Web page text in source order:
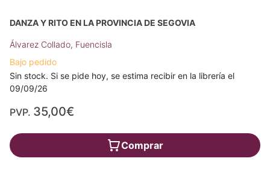
DANZA Y RITO EN LA PROVINCIA DE SEGOVIA
Álvarez Collado, Fuencisla
Bajo pedido
Sin stock. Si se pide hoy, se estima recibir en la librería el
09/09/26
PVP. 35,00€
Comprar